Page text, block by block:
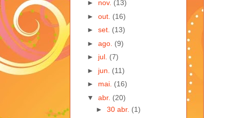
► nov. (13)
► out. (16)
► set. (13)
► ago. (9)
► jul. (7)
► jun. (11)
► mai. (16)
▼ abr. (20)
► 30 abr. (1)